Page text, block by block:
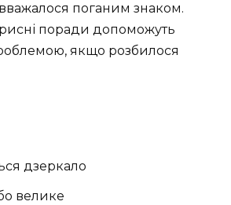
поганим знаком.
поради допоможуть
якщо розбилося
дзеркало
велике